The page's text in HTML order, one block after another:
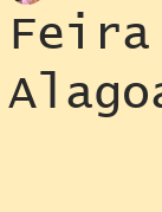
Feira